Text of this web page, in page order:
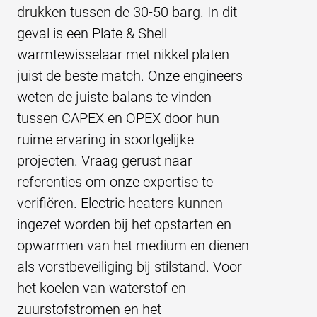
drukken tussen de 30-50 barg. In dit
geval is een Plate & Shell
warmtewisselaar met nikkel platen
juist de beste match. Onze engineers
weten de juiste balans te vinden
tussen CAPEX en OPEX door hun
ruime ervaring in soortgelijke
projecten. Vraag gerust naar
referenties om onze expertise te
verifiëren. Electric heaters kunnen
ingezet worden bij het opstarten en
opwarmen van het medium en dienen
als vorstbeveiliging bij stilstand. Voor
het koelen van waterstof en
zuurstofstromen en het
projecten en hebben dus altijd een
geschikte warmtewisselaar in onze
scope. Als de warmtevraag laag is,
kan overbodige warmte alsnog
weggekoeld worden. Koelen kan met
lucht, water of een hybride oplossing.
Voor offshore installaties zijn
(titanium) platenwarmtewisselaars of
speciale offshore aircoolers zeer
geschikt, vooral vanwege hun
compactheid.
waterstof omdat ze de compactheid
van een platenwarmtewisselaar
combineren met de sterkte van een
buizenwarmtewisselaar. Onze
volledig gelaste en pakkingvrije
warmtewisselaar is daarnaast
geschikt voor dagelijks opstart. Voor
offshore toepassing, waar er
doorgaans met zeewater gekoeld
wordt, leveren wij titanium
platenwarmtewisselaars.
meer toereikend. Voor die extreem
hoge drukken hebben we een printed
circuit warmtewisselaar in ons
assortiment. Dit type
warmtewisselaar is extreem sterk
dankzij de combinatie van twee
technologieën; chemisch etsen en
diffusielassen. De stroomkanalen
worden chemisch geëtst op een
metalen plaat. Geëtste platen worden
gestapeld en door diffusielassen tot
één blok gevormd.